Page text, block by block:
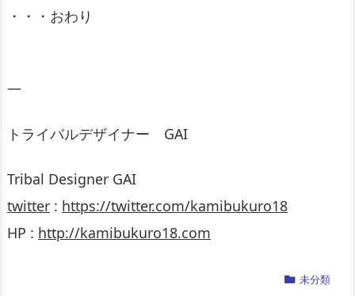
・・・おわり
—
トライバルデザイナー GAI
Tribal Designer GAI
twitter : https://twitter.com/kamibukuro18
HP : http://kamibukuro18.com
未分類